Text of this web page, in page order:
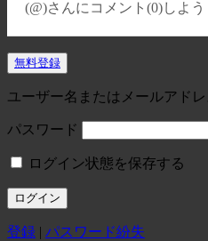
(@)さんにコメント(0)しよう
無料登録
ユーザー名またはメールアドレ
パスワード
ログイン状態を保存する
登録 | パスワード紛失